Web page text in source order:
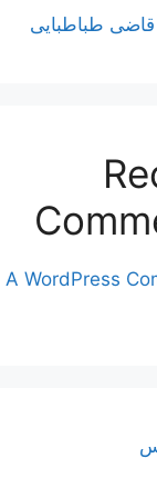
طباطبایی
A WordPress